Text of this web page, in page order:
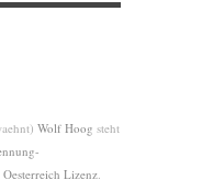
Wolf Hoog steht
Lizenz